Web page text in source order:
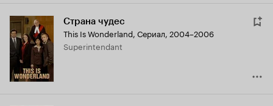
Страна чудес
This Is Wonderland, Сериал, 2004–2006
Superintendant